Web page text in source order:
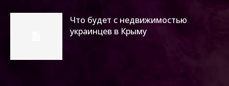
Что будет с недвижимостью
украинцев в Крыму